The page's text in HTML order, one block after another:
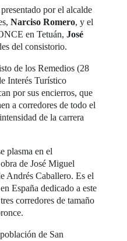
por el alcalde
Narciso Romero, y el
en Tetuán,José
del consistorio.
de los Remedios (28
Interés Turístico
por sus encierros, que
a corredores de todo el
de la carrera
plasma en el
de José Miguel
Andrés Caballero. Es el
España dedicado a este
corredores de tamaño
de San